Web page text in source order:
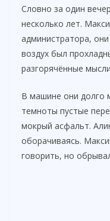
Словно за один
несколько лет.
администратора,
воздух был
разгорячённые
В машине они долго
темноты пустые
мокрый асфальт.
оборачиваясь.
говорить, но